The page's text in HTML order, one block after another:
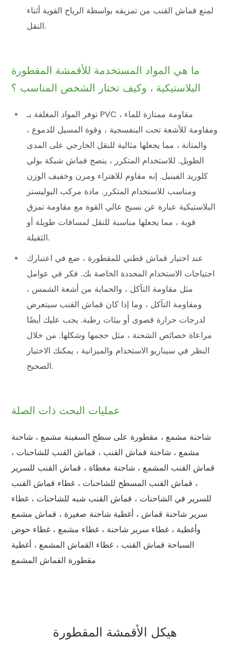
لمنع قماش القنب من تمزيقه بواسطة الرياح القوية أثناء
النقل.
ما هي المواد المستخدمة للأقمشة المقطورة
البلاستيكية ، وكيف تختار الشخص المناسب ؟
توفر المواد المغلفة بـ PVC مقاومة ممتازة للماء ،
ومقاومة للأشعة تحت البنفسجية ، وقوة المسيل للدموع ،
والمتانة ، مما يجعلها مثالية للنقل الخارجي على المدى
الطويل. للاستخدام المتكرر ، ينصح قماش شبكة بولي
كلوريد الفينيل. إنه مقاوم للاهتراء ومرن وخفيف الوزن
ومناسب للاستخدام المتكرر. مادة مركب البوليستر
البلاستيكية عبارة عن نسيج عالي القوة مع مقاومة تمزق
قوية ، مما يجعلها مناسبة للنقل لمسافات طويلة أو
الثقيلة.
عند اختيار قماش قطني للمقطورة ، ضع في اعتبارك
احتياجات الاستخدام المحددة الخاصة بك. فكر في عوامل
مثل مقاومة التآكل ، والحماية من أشعة الشمس ،
ومقاومة التآكل ، وما إذا كان قماش القنب سيتعرض
لدرجات حرارة قصوى أو بيئات رطبة. يجب عليك أيضًا
مراعاة خصائص الشحنة ، مثل حجمها وشكلها. من خلال
النظر في سيناريو الاستخدام والميزانية ، يمكنك الاختيار
الصحيح.
عمليات البحث ذات الصلة
شاحنة مشمع ، مقطورة على سطح السفينة مشمع ، شاحنة
مشمع ، شاحنة قماش القنب ، قماش القنب للشاحنات ،
قماش القنب المشمع ، شاحنة مغطاة ، قماش القنب للسرير
، قماش القنب المسطح للشاحنات ، غطاء قماش القنب
للسرير في الشاحنات ، قماش القنب شبه للشاحنات ، غطاء
سرير شاحنة قماش ، أغطية شاحنة صغيرة ، قماش مشمع
وأغطية ، غطاء سرير شاحنة ، غطاء مشمع ، غطاء حوض
السباحة قماش القنب ، غطاء القماش المشمع ، أغطية
مقطورة القماش المشمع
هيكل الأقمشة المقطورة